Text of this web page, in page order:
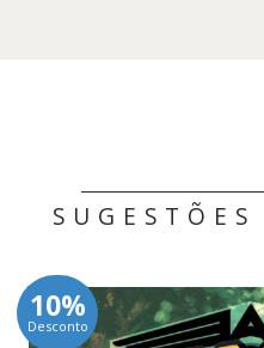
SUGESTÕES
10%
Desconto